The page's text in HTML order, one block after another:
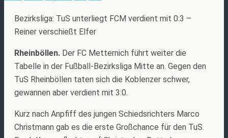
Bezirksliga: TuS unterliegt FCM verdient mit 0:3 –
Reiner verschießt Elfer
Rheinböllen. Der FC Metternich führt weiter die
Tabelle in der Fußball-Bezirksliga Mitte an. Gegen den
TuS Rheinböllen taten sich die Koblenzer schwer,
gewannen aber verdient mit 3:0.
Kurz nach Anpfiff des jungen Schiedsrichters Marco
Christmann gab es die erste Großchance für den TuS.